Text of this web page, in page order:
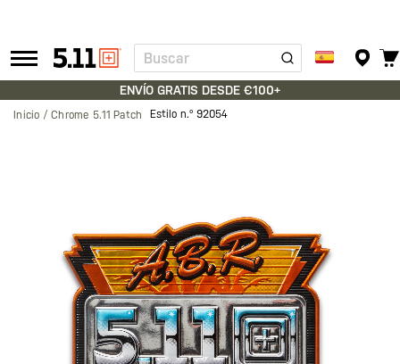
Tactical
Gear
Buscar
ENVÍO GRATIS DESDE €100+
Inicio Chrome 5.11 Patch Estilo n.º 92054
imágenes